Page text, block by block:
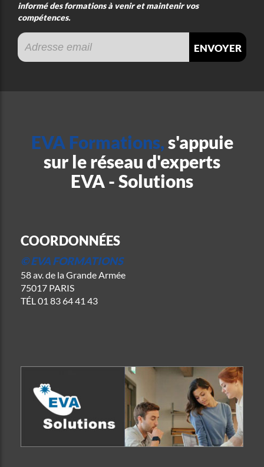
informé des formations à venir et maintenir vos
compétences.
envoyer
EVA Formations,s'appuie
sur le réseau d'experts
EVA - Solutions
COORDONNÉES
© EVA FORMATIONS
58 av. de la Grande Armée
75017 PARIS
TÉL01 83 64 41 43